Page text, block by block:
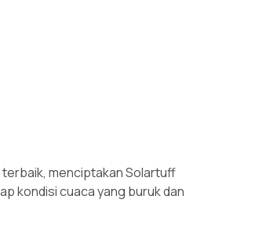
menciptakan Solartuff
kondisi cuaca yang buruk dan